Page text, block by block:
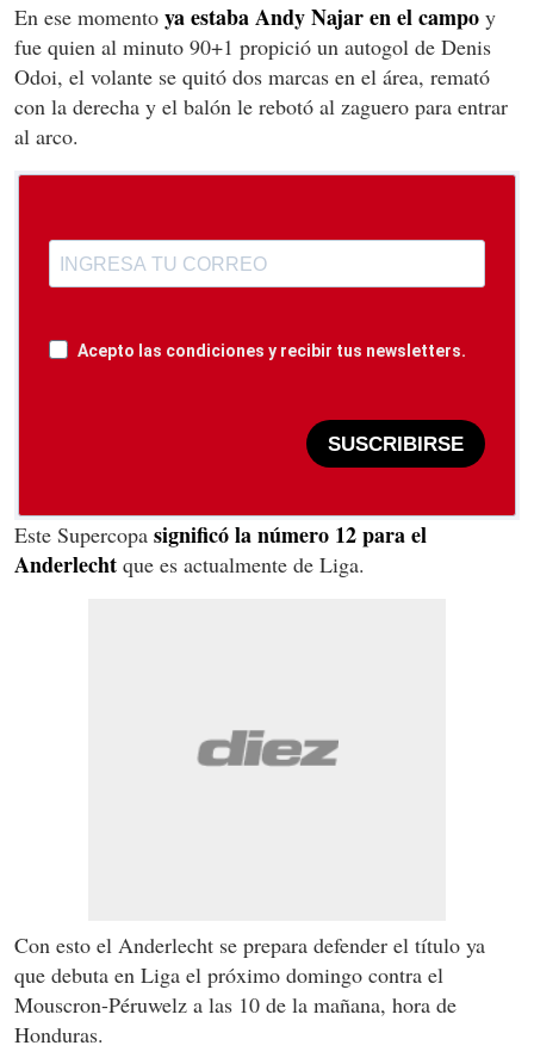
En ese momento ya estaba Andy Najar en el campo y
fue quien al minuto 90+1 propició un autogol de Denis
Odoi, el volante se quitó dos marcas en el área, remató
con la derecha y el balón le rebotó al zaguero para entrar
al arco.
Acepto las condiciones y recibir tus newsletters.
SUSCRIBIRSE
Este Supercopa significó la número 12 para el
Anderlecht que es actualmente de Liga.
Con esto el Anderlecht se prepara defender el título ya
que debuta en Liga el próximo domingo contra el
Mouscron-Péruwelz a las 10 de la mañana, hora de
Honduras.